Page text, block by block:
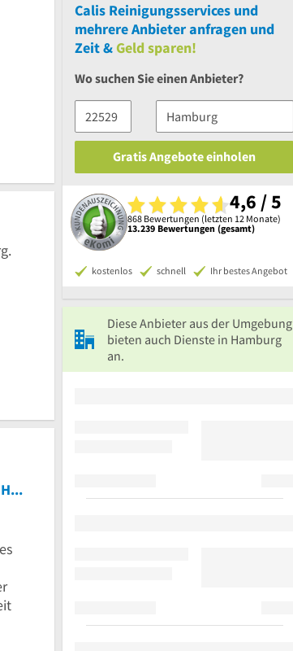
Ihre Partner für vielseitige Gebäudereinigungsleistungen im Großraum Hamburg
Calis Reinigungsservices und
mehrereAnbieter anfragen und
Zeit &Geld sparen!
Wo suchen Sie einen Anbieter?
Gratis Angebote einholen
4,6 / 5
868 Bewertungen (letzten 12 Monate)
13.239 Bewertungen (gesamt)
kostenlos schnell Ihr bestes Angebot
Diese Anbieter aus der Umgebung
bieten auch Dienste in Hamburg
an.